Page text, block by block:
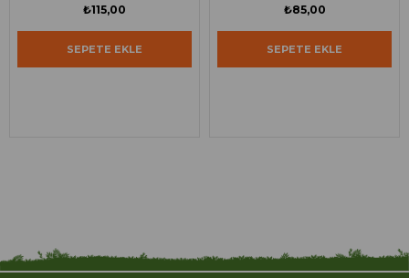
₺115,00
SEPETE EKLE
₺85,00
SEPETE EKLE